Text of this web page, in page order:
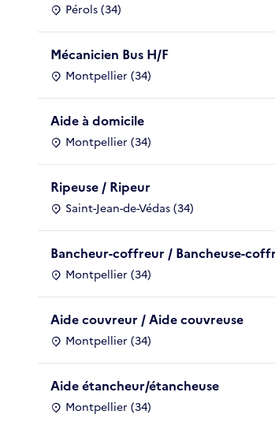
Pérols (34)
Mécanicien Bus H/F
Montpellier (34)
Aide à domicile
Montpellier (34)
Ripeuse / Ripeur
Saint-Jean-de-Védas (34)
Bancheur-coffreur / Bancheuse-
Montpellier (34)
Aide couvreur / Aide couvreuse
Montpellier (34)
Aide étancheur/étancheuse
Montpellier (34)